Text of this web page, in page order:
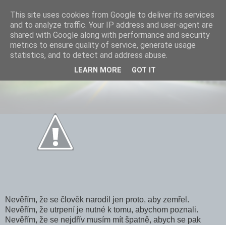
Nevěřím...
Nevěřím, že se člověk narodil jen proto, aby zemřel.
Nevěřím, že utrpení je nutné k tomu, abychom poznali.
Nevěřím, že se nejdřív musím mít špatně, abych se pak
This site uses cookies from Google to deliver its services
and to analyze traffic. Your IP address and user-agent are
shared with Google along with performance and security
metrics to ensure quality of service, generate usage
statistics, and to detect and address abuse.
LEARN MORE GOT IT